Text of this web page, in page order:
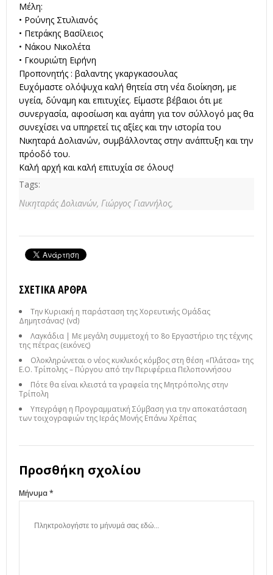
Μέλη:
• Ρούνης Στυλιανός
• Πετράκης Βασίλειος
• Νάκου Νικολέτα
• Γκουριώτη Ειρήνη
Προπονητής : βαλαντης γκαργκασουλας
Ευχόμαστε ολόψυχα καλή θητεία στη νέα διοίκηση, με
υγεία, δύναμη και επιτυχίες. Είμαστε βέβαιοι ότι με
συνεργασία, αφοσίωση και αγάπη για τον σύλλογό μας θα
συνεχίσει να υπηρετεί τις αξίες και την ιστορία του
Νικηταρά Δολιανών, συμβάλλοντας στην ανάπτυξη και την
πρόοδό του.
Καλή αρχή και καλή επιτυχία σε όλους!
Tags:
Νικηταράς Δολιανών, Γιώργος Γιαννήλος,
ΣΧΕΤΙΚΆ ΆΡΘΡΑ
Την Κυριακή η παράσταση της Χορευτικής Ομάδας
Δημητσάνας! (vd)
Λαγκάδια | Με μεγάλη συμμετοχή το 8ο Εργαστήριο της τέχνης
της πέτρας (εικόνες)
Ολοκληρώνεται ο νέος κυκλικός κόμβος στη θέση «Πλάτσα» της
Ε.Ο. Τρίπολης – Πύργου από την Περιφέρεια Πελοποννήσου
Πότε θα είναι κλειστά τα γραφεία της Μητρόπολης στην
Τρίπολη
Υπεγράφη η Προγραμματική Σύμβαση για την αποκατάσταση
των τοιχογραφιών της Ιεράς Μονής Επάνω Χρέπας
Προσθήκη σχολίου
Μήνυμα *